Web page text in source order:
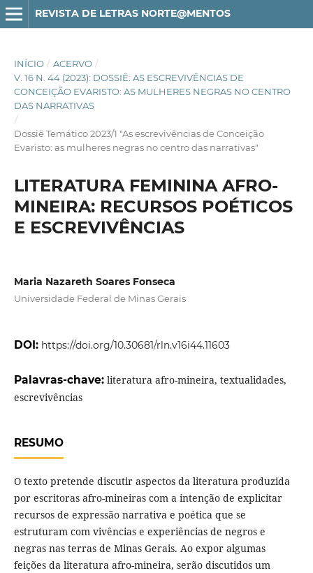
REVISTA DE LETRAS NORTE@MENTOS
INÍCIO / ACERVO /
V. 16 N. 44 (2023): DOSSIÊ: AS ESCREVIVÊNCIAS DE
CONCEIÇÃO EVARISTO: AS MULHERES NEGRAS NO CENTRO
DAS NARRATIVAS
/
Dossiê Temático 2023/1 "As escrevivências de Conceição
Evaristo: as mulheres negras no centro das narrativas"
LITERATURA FEMININA AFRO-
MINEIRA: RECURSOS POÉTICOS
E ESCREVIVÊNCIAS
Maria Nazareth Soares Fonseca
Universidade Federal de Minas Gerais
DOI: https://doi.org/10.30681/rln.v16i44.11603
Palavras-chave: literatura afro-mineira, textualidades,
escrevivências
RESUMO
O texto pretende discutir aspectos da literatura produzida
por escritoras afro-mineiras com a intenção de explicitar
recursos de expressão narrativa e poética que se
estruturam com vivências e experiências de negros e
negras nas terras de Minas Gerais. Ao expor algumas
feições da literatura afro-mineira, serão discutidos um